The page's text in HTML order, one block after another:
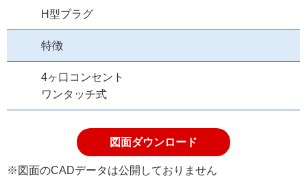
H型プラグ
特徴
4ヶ口コンセント
ワンタッチ式
図面ダウンロード
※図面のCADデータは公開しておりません